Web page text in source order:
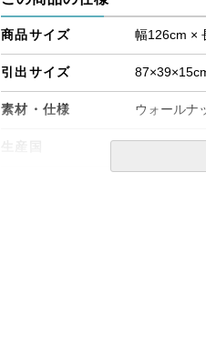
商品サイズ 幅126cm ×
引出サイズ
素材・仕様 ウォールナ